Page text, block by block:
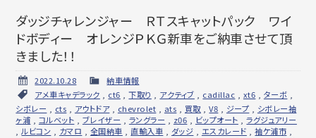
ダッジチャレンジャー ＲＴスキャットパック ワイ
ドボディー オレンジＰＫＧ新車をご納車させて頂
きました！！
2022.10.28
納車情報
アメ車キャデラック
ct6 ,下取り アクティブ cadillac xt6 ターボ
シボレー
cts アウトドア, chevrolet ats 買取 ,V8 ジープ
シボレー袖
ヶ浦
コルベット ブレイザー ラングラー z06 ビップオート ,ラグジュアリー
,ルビコン カマロ 全国納車 直輸入車 ダッジ エスカレード ,袖ケ浦市